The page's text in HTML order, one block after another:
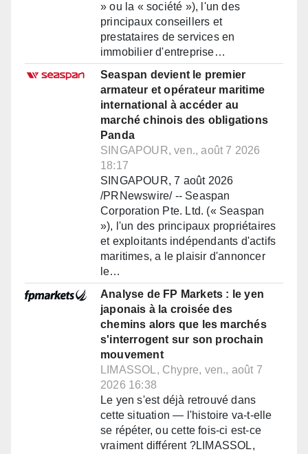
» ou la « société »), l'un des
principaux conseillers et
prestataires de services en
immobilier d'entreprise…
Seaspan devient le premier
armateur et opérateur maritime
international à accéder au
marché chinois des obligations
Panda
SINGAPOUR, ven., août 7 2026
18:17
SINGAPOUR, 7 août 2026
/PRNewswire/ -- Seaspan
Corporation Pte. Ltd. (« Seaspan
»), l'un des principaux propriétaires
et exploitants indépendants d'actifs
maritimes, a le plaisir d'annoncer
le…
Analyse de FP Markets : le yen
japonais à la croisée des
chemins alors que les marchés
s'interrogent sur son prochain
mouvement
LIMASSOL, Chypre, ven., août 7
2026 16:38
Le yen s'est déjà retrouvé dans
cette situation — l'histoire va-t-elle
se répéter, ou cette fois-ci est-ce
vraiment différent ?LIMASSOL,